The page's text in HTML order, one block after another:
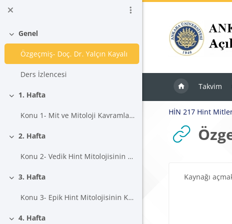
Ana içeriğe git
Daralt
Genel
Özgeçmiş- Doç. Dr. Yalçın Kayalı
Ders İzlencesi
Daralt
1. Hafta
Konu 1- Mit ve Mitoloji Kavramları Üzerine
Daralt
2. Hafta
Konu 2- Vedik Hint Mitolojisinin Kaynakları
Daralt
3. Hafta
Konu 3- Epik Hint Mitolojisinin Kaynakları
4. Hafta
Takvim
HİN 217 Hint
Tamamlama
Kaynağı